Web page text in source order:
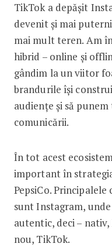
TikTok a depășit
devenit și mai
mai mult teren. Am
hibrid – online și
gândim la un viitor
brandurile își
audiențe și să
comunicării.
În tot acest
important în
­PepsiCo.
sunt Instagram,
autentic, deci – nativ,
nou, TikTok.